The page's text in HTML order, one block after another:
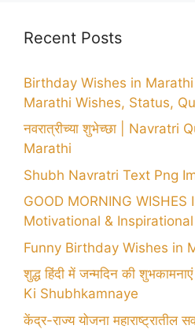
Recent Posts
Birthday Wishes in
Marathi Wishes, Status,
नवरात्रीच्या शुभेच्छा | Navratri
Marathi
Shubh Navratri Text Png
GOOD MORNING WISHES
Motivational & Inspirational
Funny Birthday Wishes in
शुद्ध हिंदी में जन्मदिन की
Ki Shubhkamnaye
केंद्र-राज्य योजना महाराष्ट्रातील